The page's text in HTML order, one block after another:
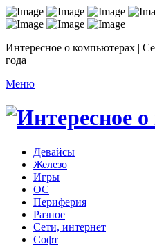
Интересное о компьютерах |
года
Меню
Девайсы
Железо
Игры
ОС
Периферия
Разное
Сети, интернет
Софт